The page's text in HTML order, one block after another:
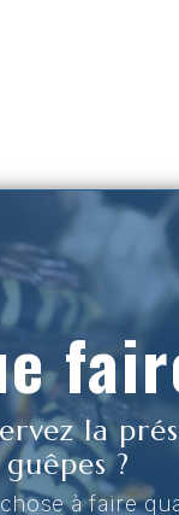
la
guêpes ?
à faire